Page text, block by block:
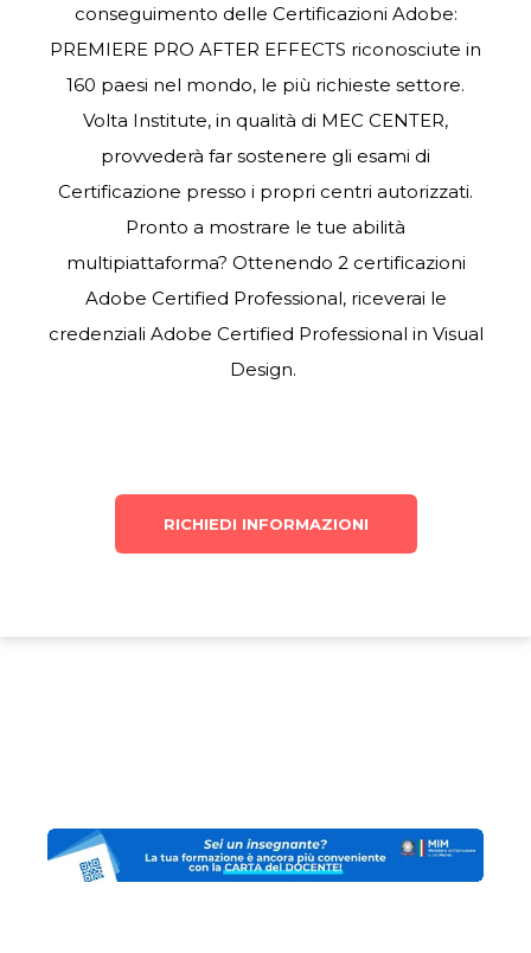
conseguimento delle Certificazioni Adobe:
PREMIERE PRO AFTER EFFECTS riconosciute in
160 paesi nel mondo, le più richieste settore.
Volta Institute, in qualità di MEC CENTER,
provvederà far sostenere gli esami di
Certificazione presso i propri centri autorizzati.
Pronto a mostrare le tue abilità
multipiattaforma? Ottenendo 2 certificazioni
Adobe Certified Professional, riceverai le
credenziali Adobe Certified Professional in Visual
Design.
RICHIEDI INFORMAZIONI